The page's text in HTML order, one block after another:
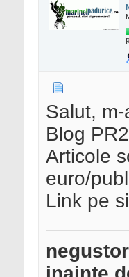
Salut,
Blog
Articole
euro/
Link pe